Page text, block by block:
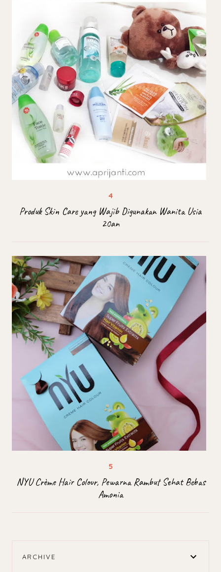
Produk Skin Care yang Wajib Digunakan Wanita Usia
20an
NYU Crème Hair Colour, Pewarna Rambut Sehat Bebas
Amonia
ARCHIVE